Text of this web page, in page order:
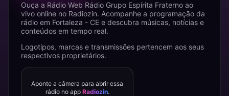
Ouça a Rádio Web Rádio Grupo Espírita Fraterno ao
vivo online no Radiozin. Acompanhe a programação da
rádio em Fortaleza - CE e descubra músicas, notícias e
conteúdos em tempo real.
Logotipos, marcas e transmissões pertencem aos seus
respectivos proprietários.
Aponte a câmera para abrir essa
rádio no app Radiozin.